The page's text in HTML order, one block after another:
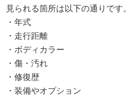
見られる箇所は以下の通りです。
・年式
・走行距離
・ボディカラー
・傷・汚れ
・修復歴
・装備やオプション